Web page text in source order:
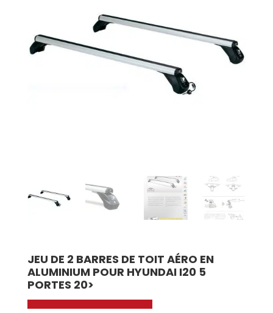
JEU DE 2 BARRES DE TOIT AÉRO EN
ALUMINIUM POUR HYUNDAI I20 5
PORTES 20>